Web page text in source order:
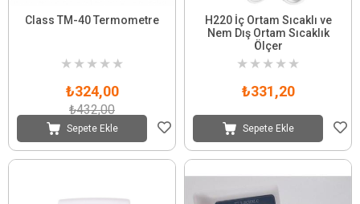
Class TM-40 Termometre
★ ★ ★ ★ ★
₺324,00
₺432,00
Sepete Ekle
H220 İç Ortam Sıcaklı ve
Nem Dış Ortam Sıcaklık
Ölçer
★ ★ ★ ★ ★
₺331,20
Sepete Ekle